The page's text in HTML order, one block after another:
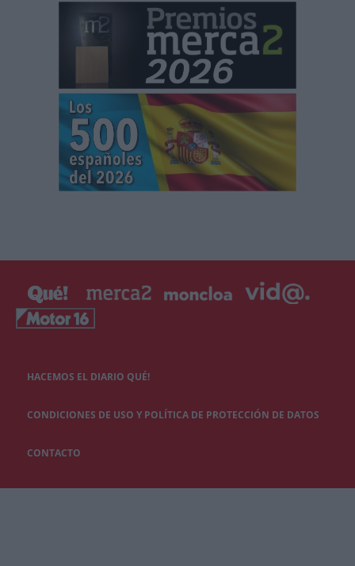
HACEMOS EL DIARIO QUÉ!
CONDICIONES DE USO Y POLÍTICA DE PROTECCIÓN DE DATOS
CONTACTO